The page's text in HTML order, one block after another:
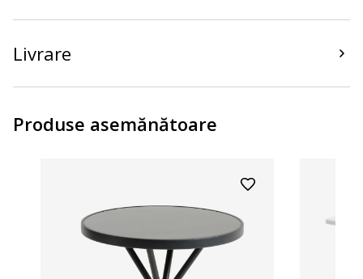
Livrare
Produse asemănătoare